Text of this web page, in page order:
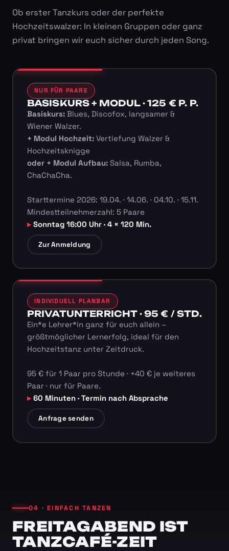
Ob erster Tanzkurs oder der perfekte
Hochzeitswalzer: In kleinen Gruppen oder ganz
privat bringen wir euch sicher durch jeden Song.
NUR FÜR PAARE
BASISKURS + MODUL · 125 € P. P.
Basiskurs:Blues, Discofox, langsamer &
Wiener Walzer.
+ Modul Hochzeit:Vertiefung Walzer &
Hochzeitsknigge
oder + Modul Aufbau:Salsa, Rumba,
ChaChaCha.
Starttermine 2026: 19.04. · 14.06. · 04.10. · 15.11.
Mindestteilnehmerzahl: 5 Paare
Sonntag 16:00 Uhr · 4 × 120 Min.
Zur Anmeldung
INDIVIDUELL PLANBAR
PRIVATUNTERRICHT · 95 € / STD.
Ein*e Lehrer*in ganz für euch allein –
größtmöglicher Lernerfolg, ideal für den
Hochzeitstanz unter Zeitdruck.
95 € für 1 Paar pro Stunde · +40 € je weiteres
Paar · nur für Paare.
60 Minuten · Termin nach Absprache
Anfrage senden
04 · EINFACH TANZEN
FREITAGABEND IST
TANZCAFÉ-ZEIT